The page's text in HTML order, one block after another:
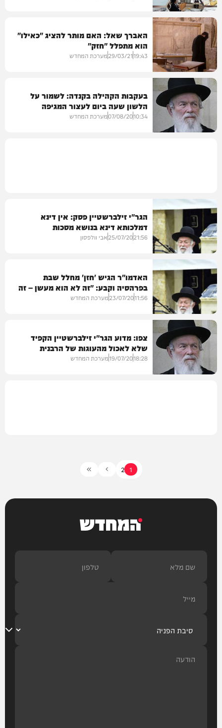
חרדים
בית המדרש
האברך שאל: האם מותר להציג "כאילו"
הוא מתפלל "חזק"
19:43
29/03/21מערכת המחדש
בעקבות הקהילה בקנדה: לשמור על
הלשון שעה ביום לעצור המגיפה
10:34
07/08/20מערכת המחדש
חרדים
הגר"י זילברשטיין פסק: אין דינא
דמלכותא דינא בנושא מסכות
21:56
25/07/20אבי וולפסון
בחצרות הקודש
האדמו"ר הגיש 'חזן' מחלל שבת
בפרהסיה וקבע: "זה לא הוא מעשן – זה
היטלר מעשן" – צפו
11:56
23/07/20מערכת המחדש
צפו: מדוע הגר"י זילברשטיין הקפיד
שלא לאכול מהעוגות של הרבנית
קניבסקי ע"ה?
18:28
19/07/20מערכת המחדש
1
2
המחדש